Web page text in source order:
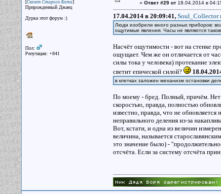
[Скелет Старого Кота]
Прирожденный Джаец
Дурка этот форум :)
Пол:
Репутация: +841
« Ответ #29 от18.04.2014 в
17.04.2014 в 20:09:41, Soul_Collector
Люди изобрели много разных приборов:
ощутимые явления. Часы не являются
Насчёт ощутимости - вот на стенке
ощущает. Чем же он отличается от
силы тока у человека) протекание
светит епической силой?
в клетках заложен механизм остановки
По моему - бред. Полный, причём. Нет
скоростью, правда, полностью
известно, правда, что не обновляется
неправильного деления из-за
Вот, кстати, и одна из величин
величина, называется
это значение было) -
отсчёта. Если за систему отсчёта